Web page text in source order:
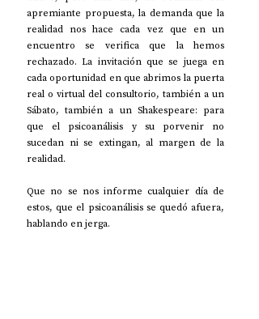
apremiante propuesta, la demanda que la
realidad nos hace cada vez que en un
encuentro se verifica que la hemos
rechazado. La invitación que se juega en
cada oportunidad en que abrimos la puerta
real o virtual del consultorio, también a un
Sábato, también a un Shakespeare: para
que el psicoanálisis y su porvenir no
sucedan ni se extingan, al margen de la
realidad.
Que no se nos informe cualquier día de
estos, que el psicoanálisis se quedó afuera,
hablando en jerga.